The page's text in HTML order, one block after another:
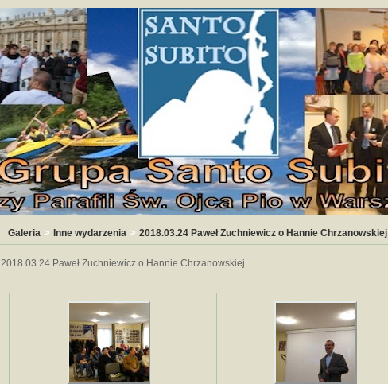
Galeria > Inne wydarzenia > 2018.03.24 Paweł Zuchniewicz o Hannie Chrzanowskiej
2018.03.24 Paweł Zuchniewicz o Hannie Chrzanowskiej